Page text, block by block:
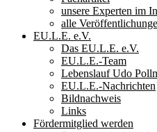
unsere Experten im
alle
EU.L.E. e.V.
Das EU.L.E. e.V.
EU.L.E.-Team
Lebenslauf Udo
EU.L.E.-Nachrichten
Bildnachweis
Links
Fördermitglied werden